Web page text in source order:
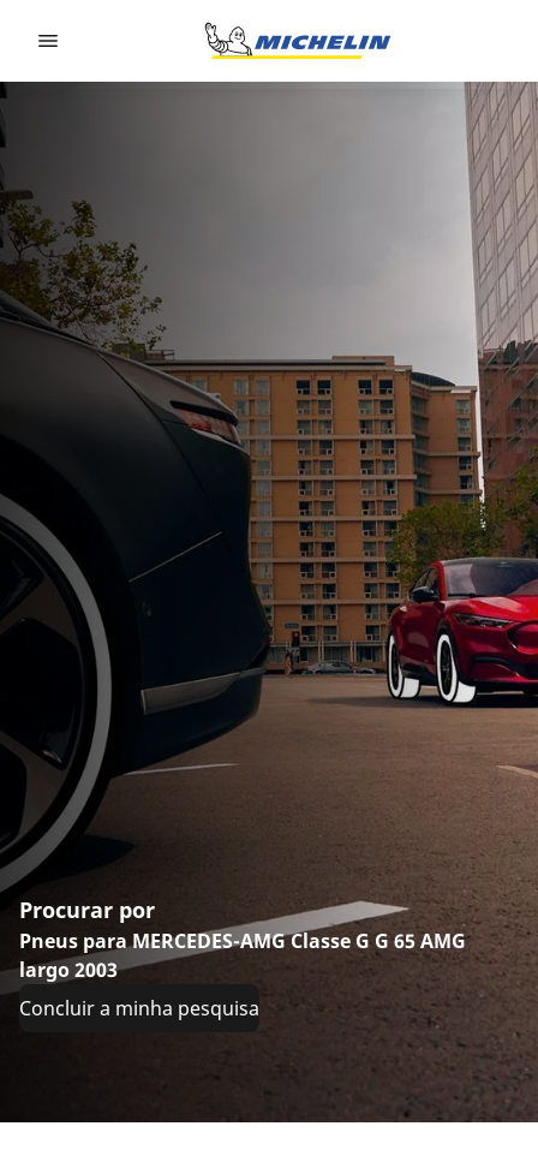
Procurar por
Pneus para MERCEDES-AMG Classe G G 65 AMG
largo 2003
Concluir a minha pesquisa